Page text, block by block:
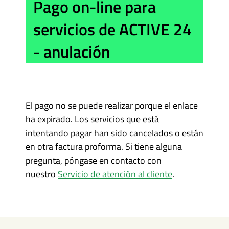
Pago on-line para
servicios de ACTIVE 24
- anulación
El pago no se puede realizar porque el enlace
ha expirado. Los servicios que está
intentando pagar han sido cancelados o están
en otra factura proforma. Si tiene alguna
pregunta, póngase en contacto con
nuestro Servicio de atención al cliente.